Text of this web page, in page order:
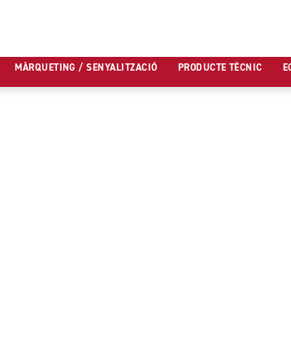
MÀRQUETING / SENYALITZACIÓ PRODUCTE TÈCNIC